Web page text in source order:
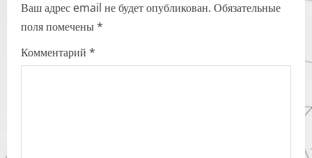
v
i
g
Ваш адрес email не будет опубликован. Обязательные
поля помечены*
Комментарий *